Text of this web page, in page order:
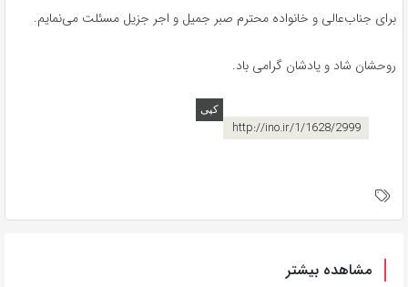
برای جناب‌عالی و خانواده محترم صبر جمیل و اجر جزیل مسئلت می‌نمایم.
روحشان شاد و یادشان گرامی باد.
http://ino.ir/1/1628/2999
مشاهده بیشتر